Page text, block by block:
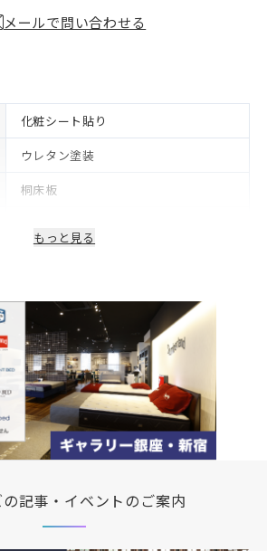
メールで問い合わせる
化粧シート貼り
ウレタン塗装
桐床板
コンセント・LED照明付き
もっと見る
記事・イベントのご案内